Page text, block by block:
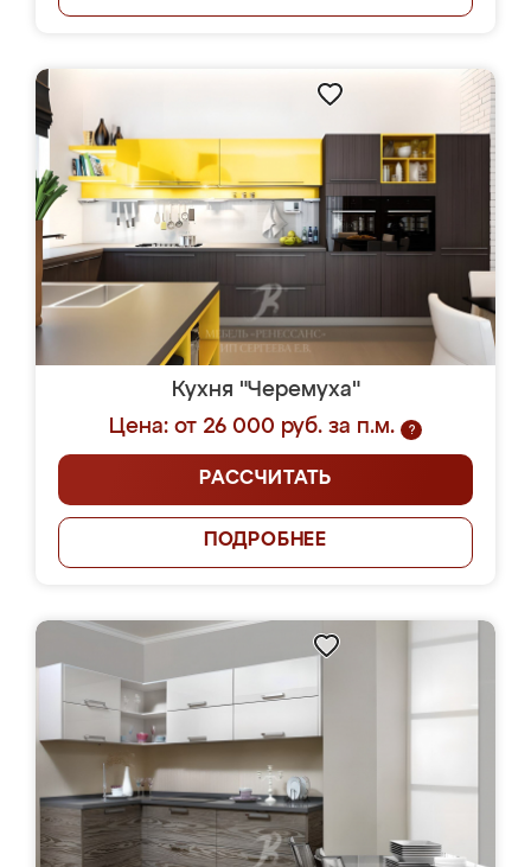
Кухня "Черемуха"
Цена: от 26 000 руб. за п.м.
?
РАССЧИТАТЬ
ПОДРОБНЕЕ